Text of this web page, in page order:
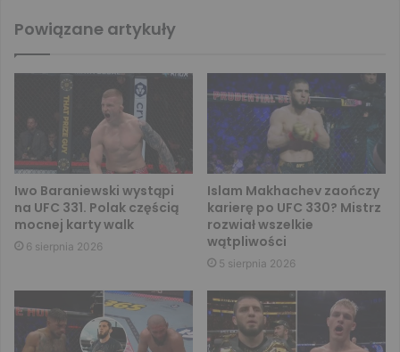
Powiązane artykuły
Iwo Baraniewski wystąpi
na UFC 331. Polak częścią
mocnej karty walk
6 sierpnia 2026
Islam Makhachev zaończy
karierę po UFC 330? Mistrz
rozwiał wszelkie
wątpliwości
5 sierpnia 2026